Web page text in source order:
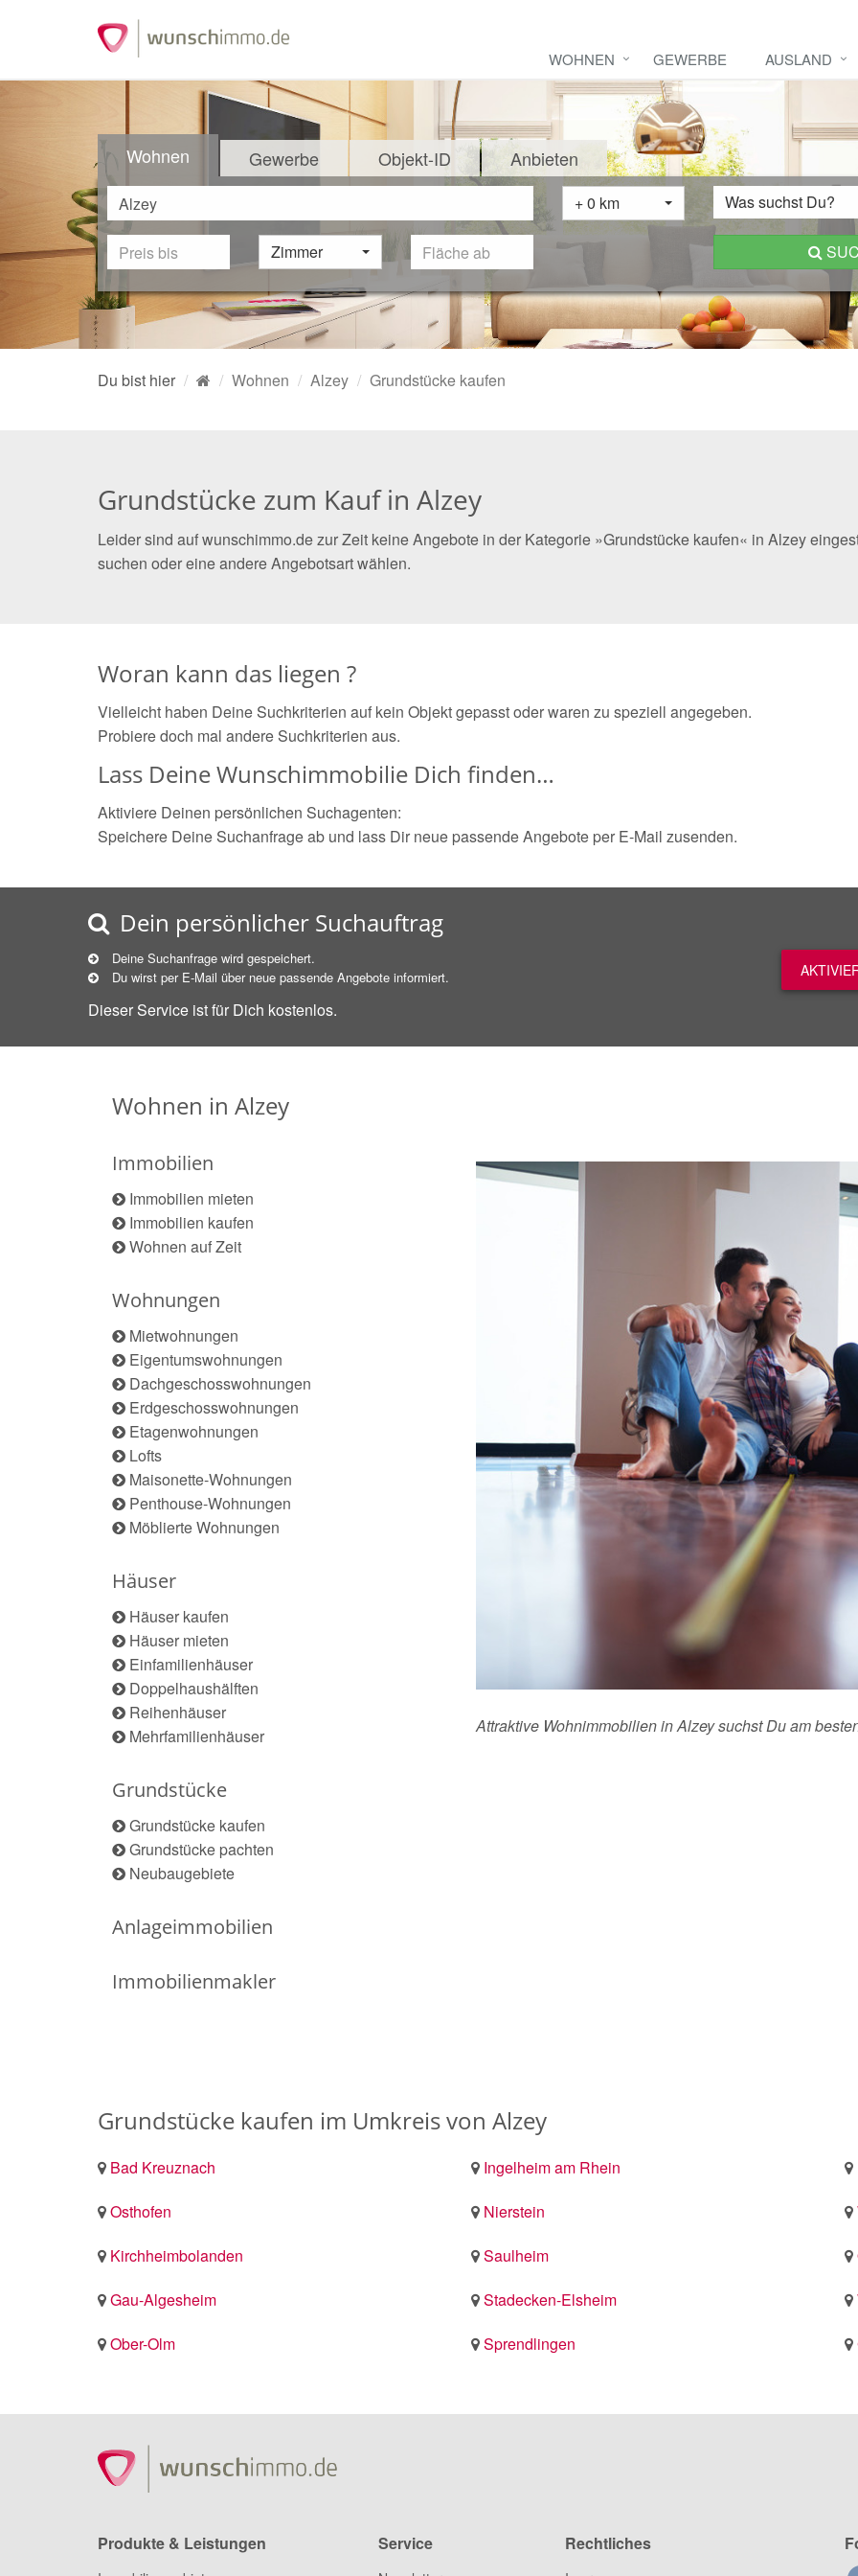
WOHNEN GEWERBE AUSLAND
Wohnen Gewerbe Objekt-ID Anbieten
+ 0 km Was suchst Du?
Zimmer
Du bist hier Wohnen Alzey Grundstücke kaufen
Grundstücke zum Kauf in Alzey
Leider sind auf wunschimmo.de zur Zeit keine Angebote in der Kategorie »Grundstücke kaufen« in Alzey
suchen oder eine andere Angebotsart wählen.
Woran kann das liegen ?
Vielleicht haben Deine Suchkriterien auf kein Objekt gepasst oder waren zu speziell angegeben.
Probiere doch mal andere Suchkriterien aus.
Lass Deine Wunschimmobilie Dich finden…
Aktiviere Deinen persönlichen Suchagenten:
Speichere Deine Suchanfrage ab und lass Dir neue passende Angebote per E-Mail zusenden.
Dein persönlicher Suchauftrag
Deine Suchanfrage wird gespeichert.
Du wirst per E-Mail über neue passende Angebote informiert.
Dieser Service ist für Dich kostenlos.
Wohnen in Alzey
Immobilien
Immobilien mieten
Immobilien kaufen
Wohnen auf Zeit
Wohnungen
Mietwohnungen
Eigentumswohnungen
Dachgeschosswohnungen
Erdgeschosswohnungen
Etagenwohnungen
Lofts
Maisonette-Wohnungen
Penthouse-Wohnungen
Möblierte Wohnungen
Häuser
Häuser kaufen
Häuser mieten
Einfamilienhäuser
Doppelhaushälften
Reihenhäuser
Mehrfamilienhäuser
Grundstücke
Grundstücke kaufen
Grundstücke pachten
Neubaugebiete
Anlageimmobilien
Immobilienmakler
Attraktive Wohnimmobilien in Alzey suchst Du am
Grundstücke kaufen im Umkreis von Alzey
Bad Kreuznach Ingelheim am Rhein
Osthofen
Nierstein
Kirchheimbolanden
Saulheim
Gau-Algesheim
Stadecken-Elsheim
Ober-Olm
Sprendlingen
Produkte & Leistungen Service Rechtliches